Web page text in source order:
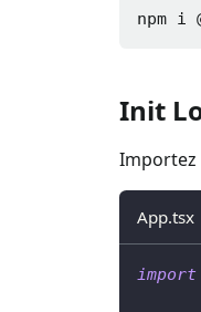
npm i
Init
Importez
App.tsx
import